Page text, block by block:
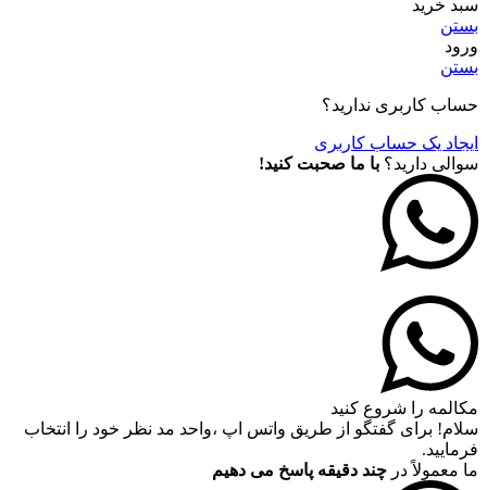
سبد خرید
بستن
ورود
بستن
حساب کاربری ندارید؟
ایجاد یک حساب کاربری
سوالی دارید؟ با ما صحبت کنید!
مکالمه را شروع کنید
سلام! برای گفتگو از طریق واتس اپ ،واحد مد نظر خود را انتخاب
فرمایید.
ما معمولاً در چند دقیقه پاسخ می دهیم